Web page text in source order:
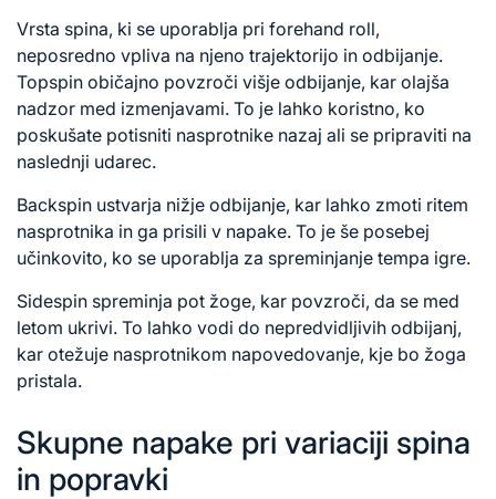
Vrsta spina, ki se uporablja pri forehand roll,
neposredno vpliva na njeno trajektorijo in odbijanje.
Topspin običajno povzroči višje odbijanje, kar olajša
nadzor med izmenjavami. To je lahko koristno, ko
poskušate potisniti nasprotnike nazaj ali se pripraviti na
naslednji udarec.
Backspin ustvarja nižje odbijanje, kar lahko zmoti ritem
nasprotnika in ga prisili v napake. To je še posebej
učinkovito, ko se uporablja za spreminjanje tempa igre.
Sidespin spreminja pot žoge, kar povzroči, da se med
letom ukrivi. To lahko vodi do nepredvidljivih odbijanj,
kar otežuje nasprotnikom napovedovanje, kje bo žoga
pristala.
Skupne napake pri variaciji spina
in popravki